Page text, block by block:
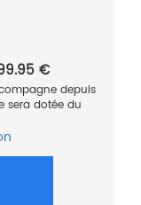
€
depuis
sera dotée du